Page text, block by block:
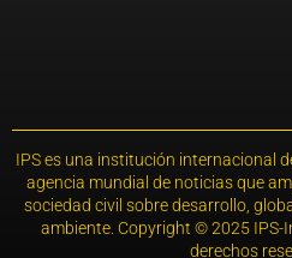
IPS es una institución internacional
agencia mundial de noticias que
sociedad civil sobre desarrollo,
ambiente. Copyright © 2025 IPS-
derechos